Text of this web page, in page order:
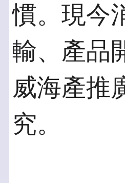
慣。現今
輸、產品
威海產推
究。